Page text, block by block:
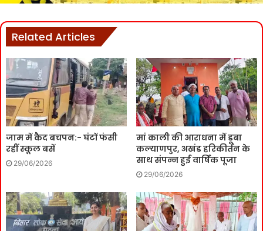
Related Articles
जाम में कैद बचपन:- घंटों फंसी
रहीं स्कूल बसें
29/06/2026
मां काली की आराधना में डूबा
कल्याणपुर, अखंड हरिकीर्तन के
साथ संपन्न हुई वार्षिक पूजा
29/06/2026